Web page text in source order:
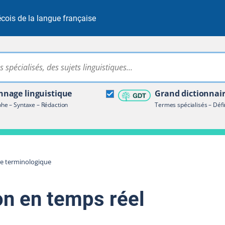
de la langue française
Rechercher dans tout le site
linguistique
– Syntaxe – Rédaction
Grand
Termes spécialisés –
terminologique
terminologique
en temps réel